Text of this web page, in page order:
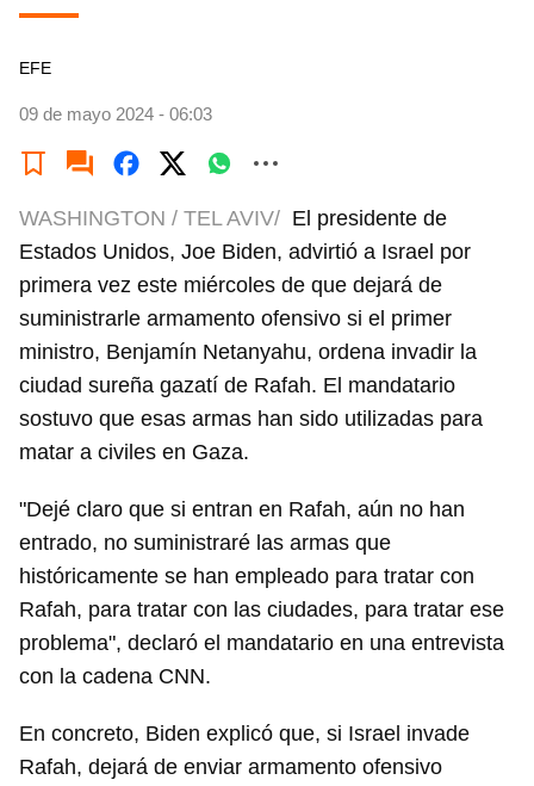
EFE
09 de mayo 2024 - 06:03
WASHINGTON / TEL AVIV/ El presidente de
Estados Unidos, Joe Biden, advirtió a Israel por
primera vez este miércoles de que dejará de
suministrarle armamento ofensivo si el primer
ministro, Benjamín Netanyahu, ordena invadir la
ciudad sureña gazatí de Rafah. El mandatario
sostuvo que esas armas han sido utilizadas para
matar a civiles en Gaza.
"Dejé claro que si entran en Rafah, aún no han
entrado, no suministraré las armas que
históricamente se han empleado para tratar con
Rafah, para tratar con las ciudades, para tratar ese
problema", declaró el mandatario en una entrevista
con la cadena CNN.
En concreto, Biden explicó que, si Israel invade
Rafah, dejará de enviar armamento ofensivo